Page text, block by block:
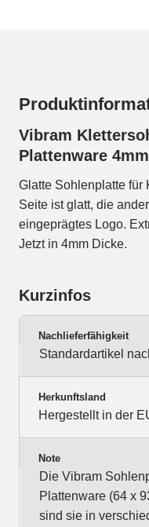
Vibram
Plattenware
Glatte Sohlenplatte für
Seite ist glatt, die
eingeprägtes Logo.
Jetzt in 4mm Dicke.
Kurzinfos
Nachlieferfähigkeit
Standardartikel
Herkunftsland
Hergestellt in der
Note
Die Vibram
Plattenware (64 x
sind sie in